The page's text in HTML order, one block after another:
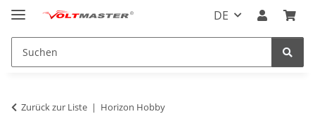
DE
Zurück zur Liste Horizon Hobby